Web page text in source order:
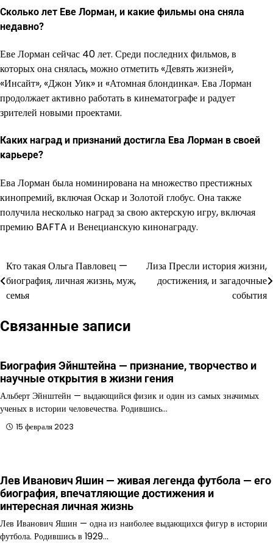
Сколько лет Еве Лорман, и какие фильмы она сняла
недавно?
Еве Лорман сейчас 40 лет. Среди последних фильмов, в
которых она снялась, можно отметить «Девять жизней»,
«Инсайт», «Джон Уик» и «Атомная блондинка». Ева Лорман
продолжает активно работать в кинематографе и радует
зрителей новыми проектами.
Каких наград и признаний достигла Ева Лорман в своей
карьере?
Ева Лорман была номинирована на множество престижных
кинопремий, включая Оскар и Золотой глобус. Она также
получила несколько наград за свою актерскую игру, включая
премию BAFTA и Венецианскую кинонаграду.
Навигация
по
Кто такая Ольга Павловец —
биография, личная жизнь, муж,
семья
Лиза Пресли история жизни,
достижения, и загадочные
события
Связанные записи
Биография Эйнштейна — признание, творчество и
научные открытия в жизни гения
Альберт Эйнштейн — выдающийся физик и один из самых значимых
ученых в истории человечества. Родившись…
15 февраля 2023
Лев Иванович Яшин — живая легенда футбола — его
биография, впечатляющие достижения и
интересная личная жизнь
Лев Иванович Яшин — одна из наиболее выдающихся фигур в истории
футбола. Родившись в 1929…